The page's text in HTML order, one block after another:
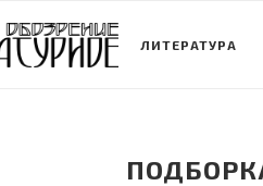
ЛИТЕРАТУРА